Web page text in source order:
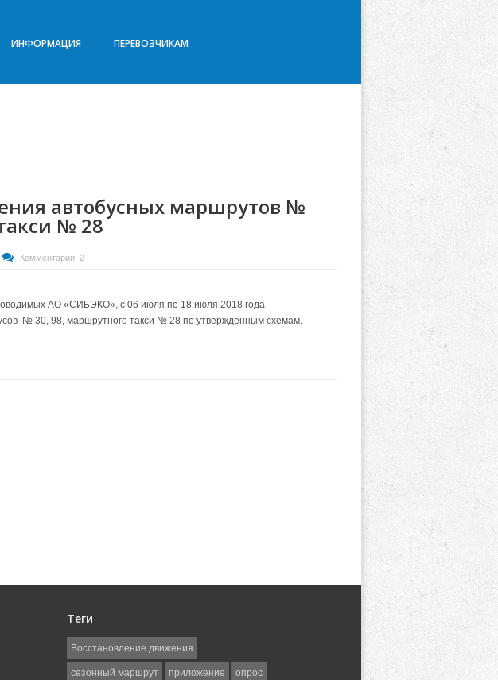
ИНФОРМАЦИЯ ПЕРЕВОЗЧИКАМ
автобусных маршрутов №
№ 28
Комментарии: 2
АО «СИБЭКО», с 06 июля по 18 июля 2018 года
№ 30, 98, маршрутного такси № 28 по утвержденным схемам.
Теги
Восстановление движения
сезонный маршрут приложение опрос